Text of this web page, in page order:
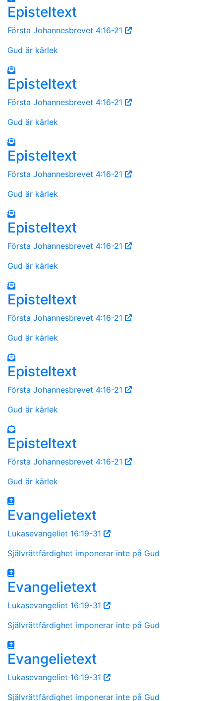
Episteltext
Första Johannesbrevet 4:16-21
Gud är kärlek
Episteltext
Första Johannesbrevet 4:16-21
Gud är kärlek
Episteltext
Första Johannesbrevet 4:16-21
Gud är kärlek
Episteltext
Första Johannesbrevet 4:16-21
Gud är kärlek
Episteltext
Första Johannesbrevet 4:16-21
Gud är kärlek
Episteltext
Första Johannesbrevet 4:16-21
Gud är kärlek
Episteltext
Första Johannesbrevet 4:16-21
Gud är kärlek
Evangelietext
Lukasevangeliet 16:19-31
Självrättfärdighet imponerar inte på Gud
Evangelietext
Lukasevangeliet 16:19-31
Självrättfärdighet imponerar inte på Gud
Evangelietext
Lukasevangeliet 16:19-31
Självrättfärdighet imponerar inte på Gud